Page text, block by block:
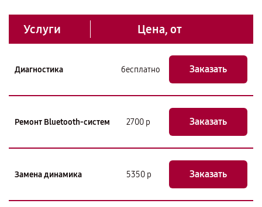
Услуги Цена, от
Диагностика бесплатно Заказать
Ремонт Bluetooth-систем 2700 р Заказать
Замена динамика 5350 р Заказать